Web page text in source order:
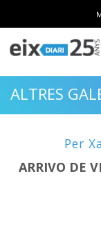
ALTRES
Per
ARRIVO DE